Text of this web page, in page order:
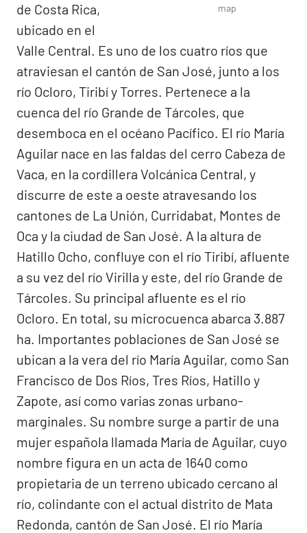
map
de Costa Rica,
ubicado en el
Valle Central. Es uno de los cuatro ríos que
atraviesan el cantón de San José, junto a los
río Ocloro, Tiribí y Torres. Pertenece a la
cuenca del río Grande de Tárcoles, que
desemboca en el océano Pacífico. El río María
Aguilar nace en las faldas del cerro Cabeza de
Vaca, en la cordillera Volcánica Central, y
discurre de este a oeste atravesando los
cantones de La Unión, Curridabat, Montes de
Oca y la ciudad de San José. A la altura de
Hatillo Ocho, confluye con el río Tiribí, afluente
a su vez del río Virilla y este, del río Grande de
Tárcoles. Su principal afluente es el río
Ocloro. En total, su microcuenca abarca 3.887
ha. Importantes poblaciones de San José se
ubican a la vera del río María Aguilar, como San
Francisco de Dos Ríos, Tres Ríos, Hatillo y
Zapote, así como varias zonas urbano-
marginales. Su nombre surge a partir de una
mujer española llamada María de Aguilar, cuyo
nombre figura en un acta de 1640 como
propietaria de un terreno ubicado cercano al
río, colindante con el actual distrito de Mata
Redonda, cantón de San José. El río María